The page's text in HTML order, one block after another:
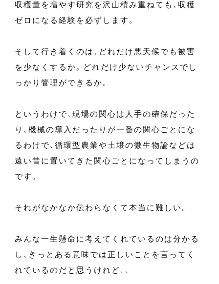
収穫量を増やす研究を沢山積み重ねても、収穫
ゼロになる経験を必ずします。
そして行き着くのは、どれだけ悪天候でも被害
を少なくするか。どれだけ少ないチャンスでし
っかり管理ができるか。
というわけで、現場の関心は人手の確保だった
り、機械の導入だったりが一番の関心ごとにな
るわけで、循環型農業や土壌の微生物論などは
遠い昔に置いてきた関心ごとになってしまうの
です。
それがなかなか伝わらなくて本当に難しい。
みんな一生懸命に考えてくれているのは分かる
し、きっとある意味では正しいことを言ってく
れているのだと思うけれど、、